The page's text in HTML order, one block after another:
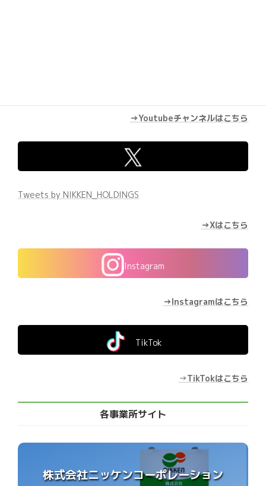
→Youtubeチャンネルはこちら
Tweets by NIKKEN_HOLDINGS
→Xはこちら
Instagram
→Instagramはこちら
TikTok
→TikTokはこちら
各事業所サイト
株式会社ニッケンコーポレーション